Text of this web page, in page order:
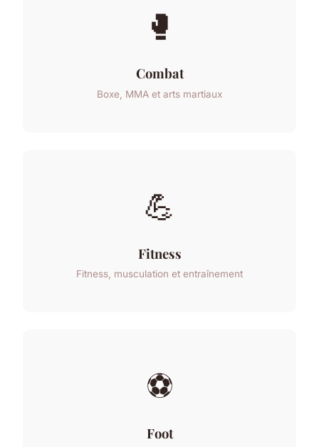
🥊
Combat
Boxe, MMA et arts martiaux
💪
Fitness
Fitness, musculation et entraînement
⚽
Foot